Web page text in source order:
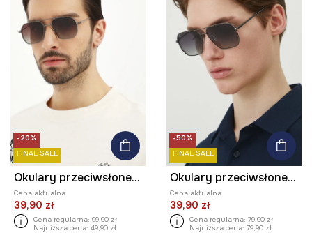
-20%
FINAL SALE
Okulary przeciwsłoneczne męskie z polaryzacją kolor brązowy
Cena aktualna:
39,90 zł
Cena regularna: 99,90 zł
Najniższa cena: 49,90 zł
-50%
FINAL SALE
Okulary przeciwsłoneczne męskie kolor czarny
Cena aktualna:
39,90 zł
Cena regularna: 79,90 zł
Najniższa cena: 79,90 zł